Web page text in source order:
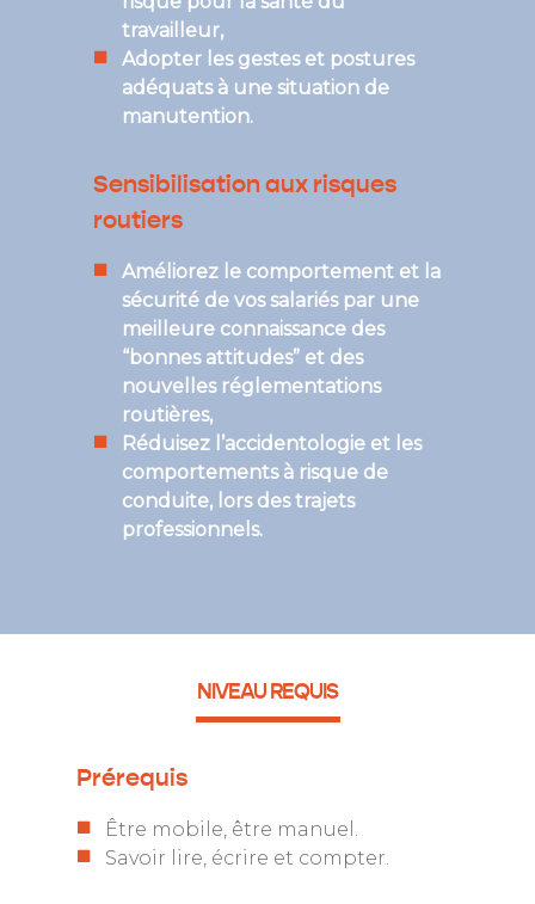
travailleur,
Adopter les gestes et postures
adéquats à une situation de
manutention.
Sensibilisation aux risques
routiers
Améliorez le comportement et la
sécurité de vos salariés par une
meilleure connaissance des
“bonnes attitudes” et des
nouvelles réglementations
routières,
Réduisez l’accidentologie et les
comportements à risque de
conduite, lors des trajets
professionnels.
NIVEAU REQUIS
Prérequis
Être mobile, être manuel.
Savoir lire, écrire et compter.